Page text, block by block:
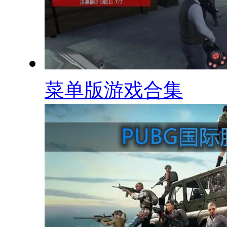
菜单版游戏合集